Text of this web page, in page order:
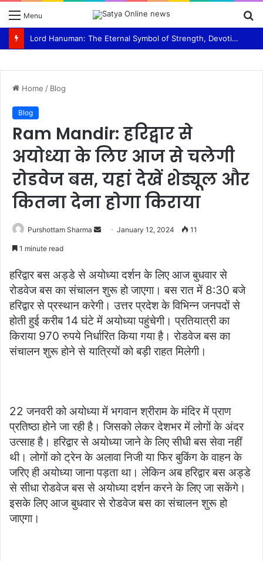
Menu
Lord Hanuman: The Eternal Symbol of Strength, Devotion, and Selfless Service Swami Ram Bhajan Van panchayati akhada Shri niranjani
Home / Blog
Blog
Ram Mandir: हरिद्वार से
अयोध्या के लिए आज से चलेगी
रोडवेज बस, यहां देखें शेड्यूल और
कितना देना होगा किराया
Purshottam Sharma
d
a
n
e
m
a
i
January 12, 2024 11
1 minute read
हरिद्वार बस अड्डे से अयोध्या दर्शन के लिए आज बुधवार से
रोडवेज बस का संचालन शुरू हो जाएगा। बस रात में 8:30 बजे
हरिद्वार से प्रस्थान करेगी। उत्तर प्रदेश के विभिन्न जनपदों से
होती हुई करीब 14 घंटे में अयोध्या पहुंचेगी। प्रतियात्री का
किराया 970 रुपये निर्धारित किया गया है। रोडवेज बस का
संचालन शुरू होने से यात्रियों को बड़ी राहत मिलेगी।
22 जनवरी को अयोध्या में भगवान श्रीराम के मंदिर में प्राण
प्रतिष्ठा होने जा रही है। जिसको लेकर देशभर में लोगों के अंदर
उत्साह है। हरिद्वार से अयोध्या जाने के लिए सीधी बस सेवा नहीं
थी। लोगों को ट्रेन के अलावा निजी या फिर बुकिंग के वाहन के
जरिए ही अयोध्या जाना पड़ता था। लेकिन अब हरिद्वार बस अड्डे
से सीधा रोडवेज बस से अयोध्या दर्शन करने के लिए जा सकेंगे।
इसके लिए आज बुधवार से रोडवेज बस का संचालन शुरू हो
जाएगा।